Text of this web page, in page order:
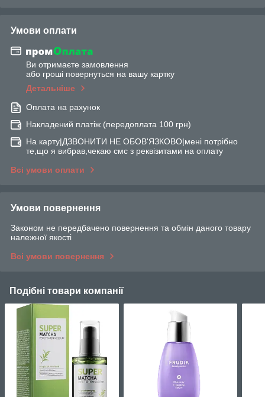
Умови оплати
Ви отримаєте замовлення
або гроші повернуться на вашу картку
Детальніше
Оплата на рахунок
Накладений платіж (передоплата 100 грн)
На карту|ДЗВОНИТИ НЕ ОБОВ'ЯЗКОВО|мені потрібно
те,що я вибрав,чекаю смс з реквізитами на оплату
Всі умови оплати
Умови повернення
Законом не передбачено повернення та обмін даного товару
належної якості
Всі умови повернення
Подібні товари компанії